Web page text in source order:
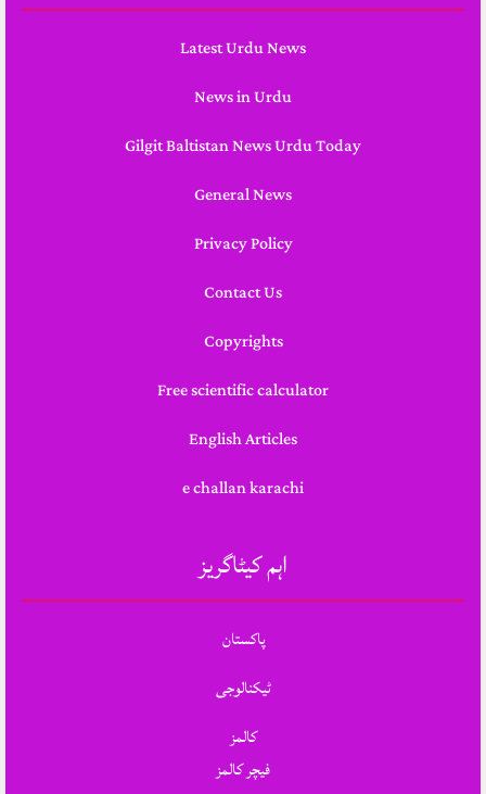
Latest Urdu News
News in Urdu
Gilgit Baltistan News Urdu Today
General News
Privacy Policy
Contact Us
Copyrights
Free scientific calculator
English Articles
e challan karachi
اہم کیٹاگریز
پاکستان
ٹیکنالوجی
کالمز
فیچر کالمز